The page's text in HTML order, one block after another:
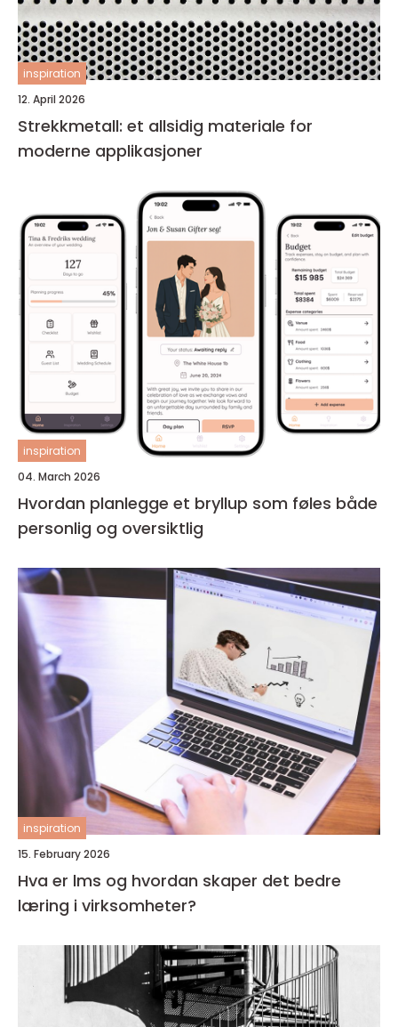
inspiration
12. April 2026
Strekkmetall: et allsidig materiale for
moderne applikasjoner
inspiration
04. March 2026
Hvordan planlegge et bryllup som føles både
personlig og oversiktlig
inspiration
15. February 2026
Hva er lms og hvordan skaper det bedre
læring i virksomheter?